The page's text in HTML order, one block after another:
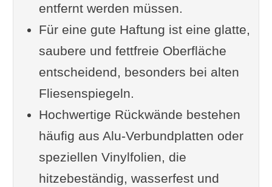
Gängige Materialien: Alu-
Verbundplatte, Glas-Ersatz
und Folie
Oberflächen-Eigenschaften:
Hitzebeständig, wasserfest,
pflegeleicht
Untergrund und Vorbereitung für
eine langlebige Haftung
Geeignete Untergründe für
entfernt werden müssen.
Für eine gute Haftung ist eine glatte,
saubere und fettfreie Oberfläche
entscheidend, besonders bei alten
Fliesenspiegeln.
Hochwertige Rückwände bestehen
häufig aus Alu-Verbundplatten oder
speziellen Vinylfolien, die
hitzebeständig, wasserfest und